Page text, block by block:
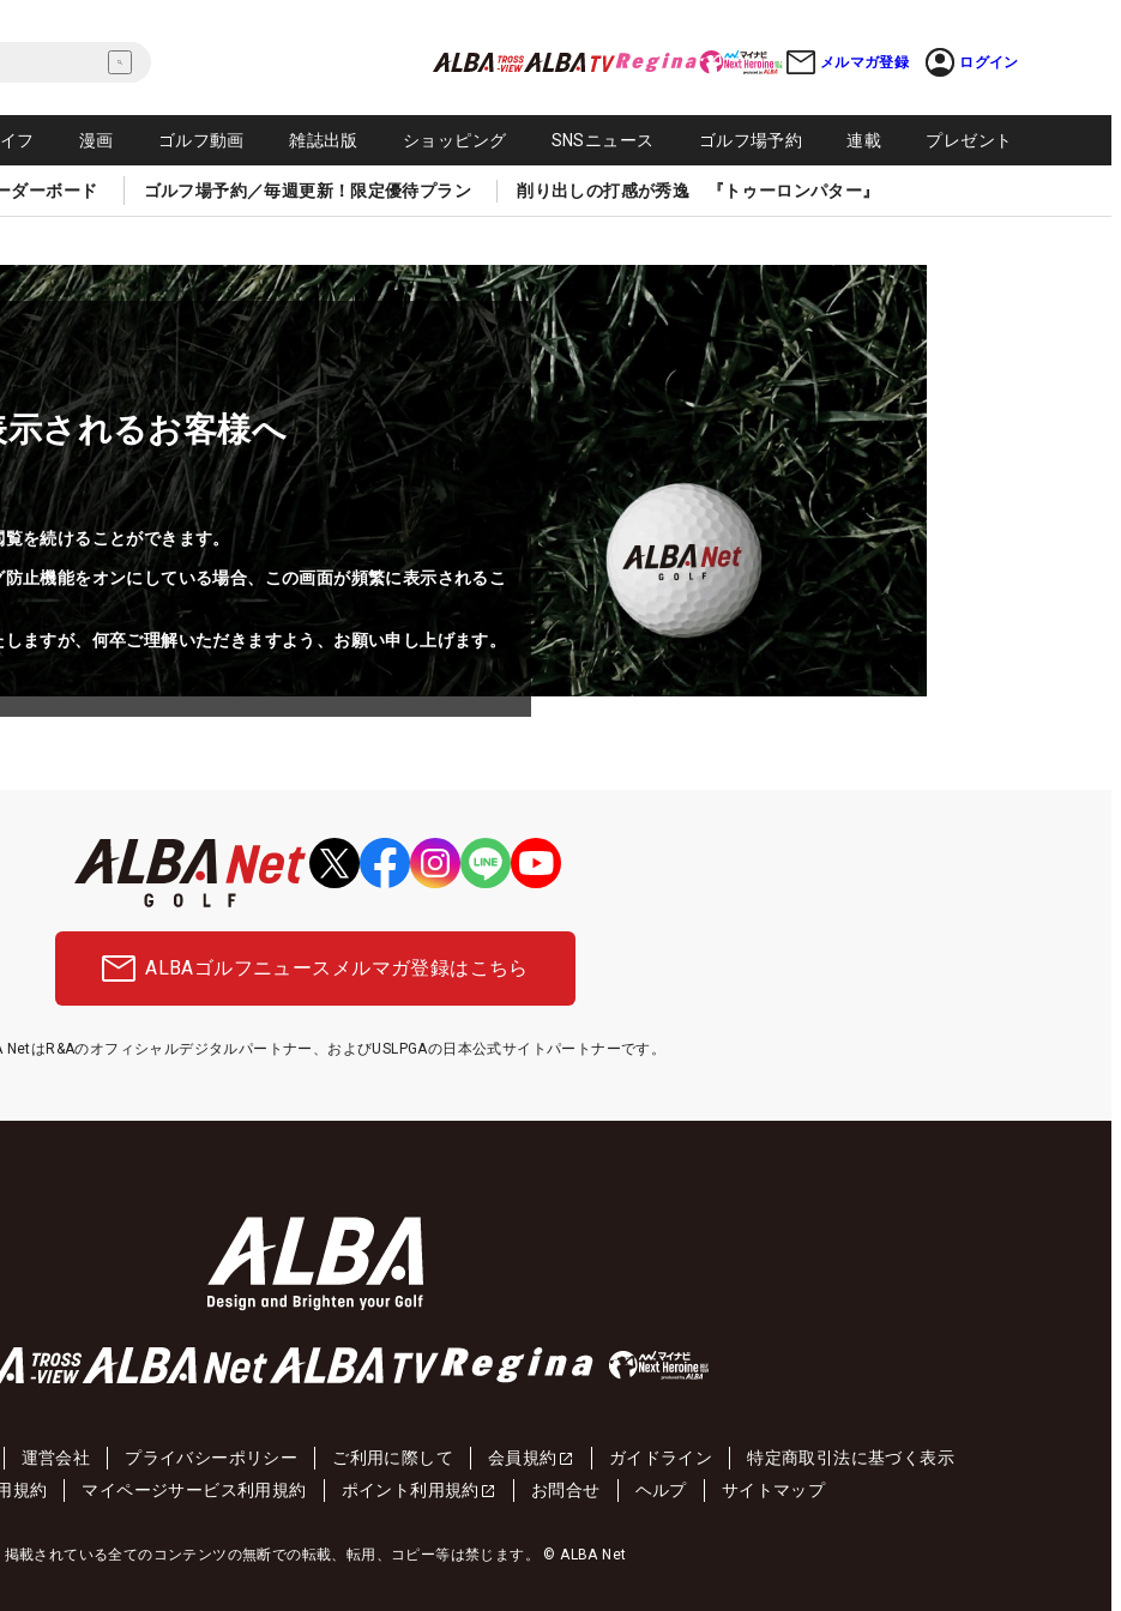
メルマガ登録 ログイン
フ 漫画 ゴルフ動画 雑誌出版 ショッピング SNSニュース ゴルフ場予約 連載 プレゼント
ダーボード ゴルフ場予約／毎週更新！限定優待プラン 削り出しの打感が秀逸 『トゥーロンパター』
されるお客様へ
を続けることができます。
止機能をオンにしている場合、この画面が頻繁に表示されるこ
ますが、何卒ご理解いただきますよう、お願い申し上げます。
ALBAゴルフニュース メルマガ登録はこちら
NetはR&Aのオフィシャルデジタルパートナー、およびUSLPGAの日本公式サイトパートナーです。
運営会社 プライバシーポリシー ご利用に際して 会員規約 ガイドライン
特定商取引法に基づく表示
規約
マイページサービス利用規約 ポイント利用規約 お問合せ ヘルプ サイトマップ
掲載されている全てのコンテンツの無断での転載、転用、コピー等は禁じます。 © ALBA Net